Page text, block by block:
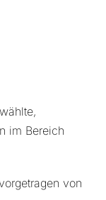
im Bereich
von